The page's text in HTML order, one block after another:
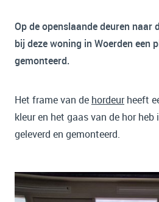
Op de openslaande deuren naar
bij deze woning in Woerden een
gemonteerd.
Het frame van de hordeurheeft
kleur en het gaas van de hor
geleverd en gemonteerd.